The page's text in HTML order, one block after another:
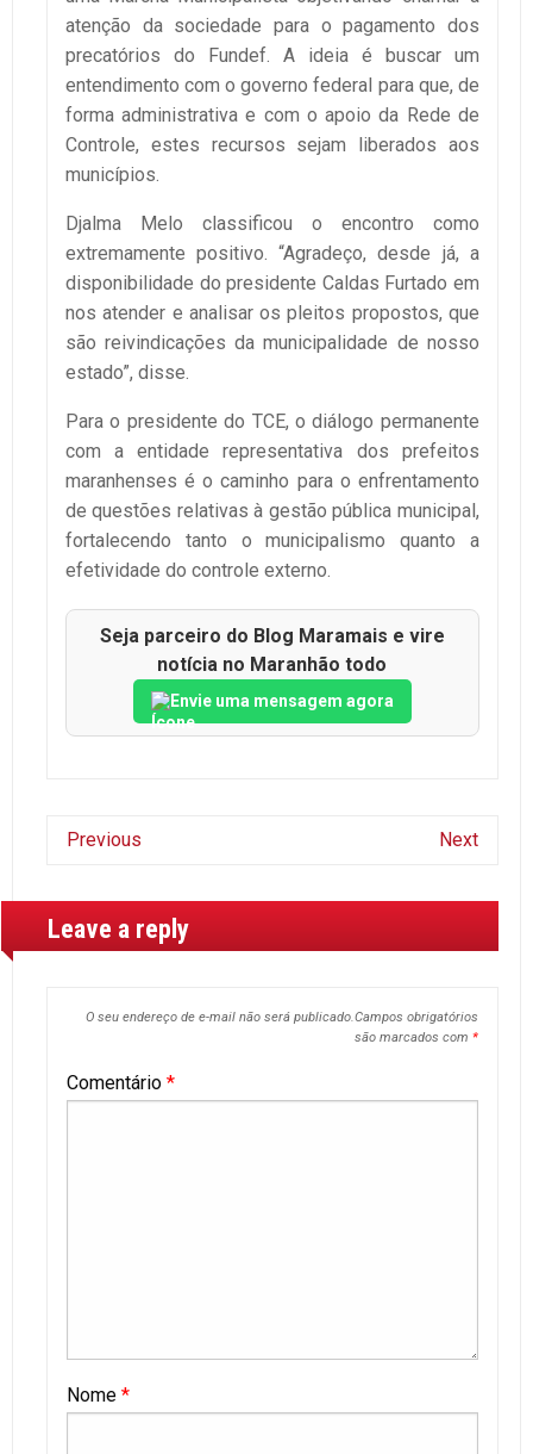
atenção da sociedade para o pagamento dos
precatórios do Fundef. A ideia é buscar um
entendimento com o governo federal para que, de
forma administrativa e com o apoio da Rede de
Controle, estes recursos sejam liberados aos
municípios.
Djalma Melo classificou o encontro como
extremamente positivo. “Agradeço, desde já, a
disponibilidade do presidente Caldas Furtado em
nos atender e analisar os pleitos propostos, que
são reivindicações da municipalidade de nosso
estado”, disse.
Para o presidente do TCE, o diálogo permanente
com a entidade representativa dos prefeitos
maranhenses é o caminho para o enfrentamento
de questões relativas à gestão pública municipal,
fortalecendo tanto o municipalismo quanto a
efetividade do controle externo.
Seja parceiro do Blog Maramais e vire
notícia no Maranhão todo
Envie uma mensagem agora
Previous Next
Leave a reply
O seu endereço de e-mail não será publicado.Campos obrigatórios
são marcados com *
Comentário *
Nome *